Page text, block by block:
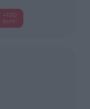
+100
punti